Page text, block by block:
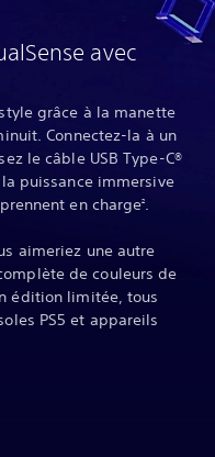
avec
grâce à la manette
Connectez-la à un
le câble USB Type-C®
puissance immersive
en charge2 .
aimeriez une autre
de couleurs de
édition limitée, tous
PS5 et appareils